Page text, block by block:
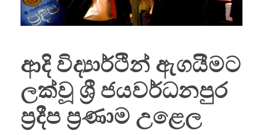
ආදි විද්‍යාර්ථින් ඇගයීමට
ලක්වූ ශ්‍රී ජයවර්ධනපුර
ප්‍රදීප ප්‍රණාම උළෙල